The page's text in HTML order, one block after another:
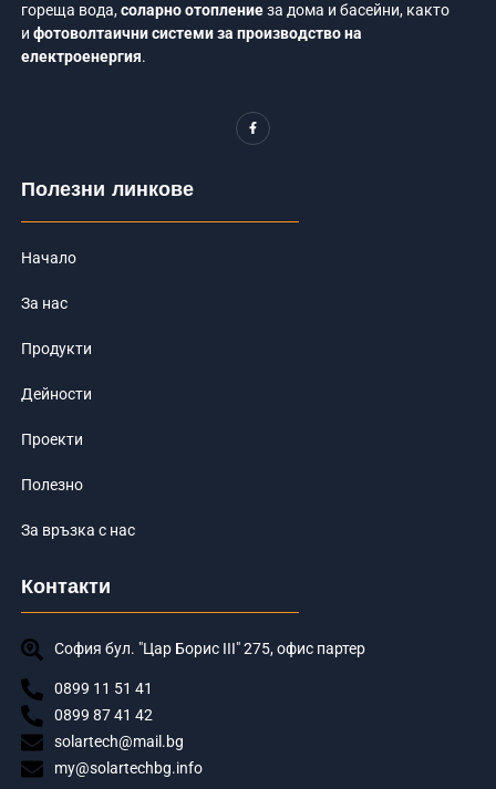
гореща вода,соларно отоплениеза дома и басейни, както
и фотоволтаични системи за производство на
електроенергия.
F
a
c
f
Полезни линкове
Начало
За нас
Продукти
Дейности
Проекти
Полезно
За връзка с нас
Контакти
София бул. "Цар Борис III" 275, офис партер
0899 11 51 41
0899 87 41 42
solartech@mail.bg
my@solartechbg.info